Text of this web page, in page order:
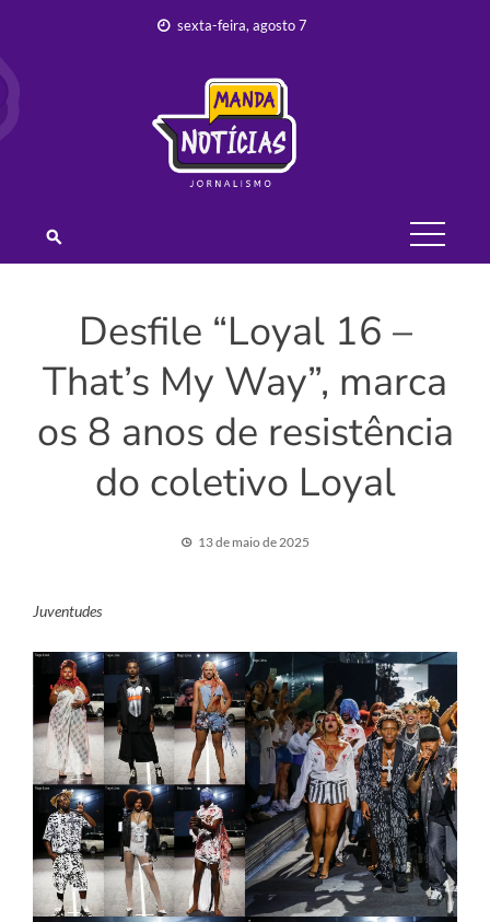
content
sexta-feira, agosto 7
JORNALISMO –
MANDA
NOTÍCIAS
Desfile “Loyal 16 –
That’s My Way”, marca
os 8 anos de resistência
do coletivo Loyal
13 de maio de 2025
Juventudes